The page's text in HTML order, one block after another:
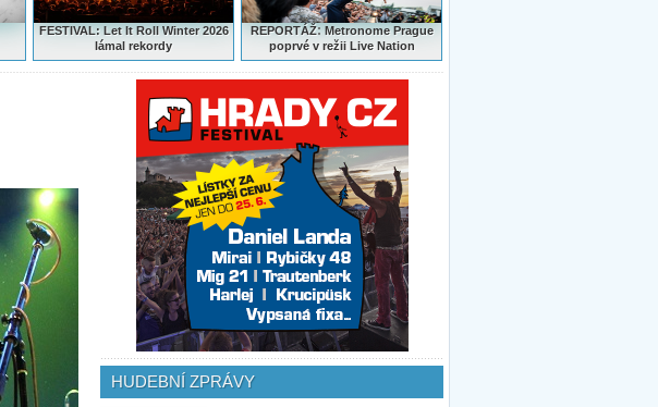
FESTIVAL: Let It Roll Winter 2026
lámal rekordy
REPORTÁŽ:Metronome Prague
poprvé v režii Live Nation
HUDEBNÍ ZPRÁVY